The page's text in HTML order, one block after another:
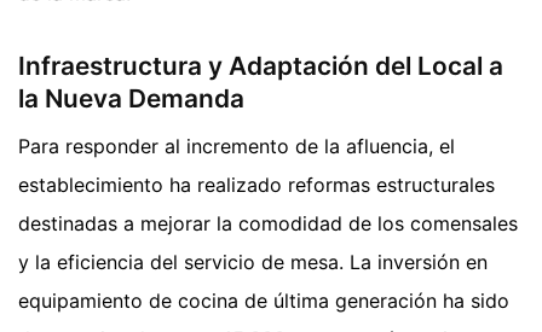
Infraestructura y Adaptación del Local a
la Nueva Demanda
Para responder al incremento de la afluencia, el
establecimiento ha realizado reformas estructurales
destinadas a mejorar la comodidad de los comensales
y la eficiencia del servicio de mesa. La inversión en
equipamiento de cocina de última generación ha sido